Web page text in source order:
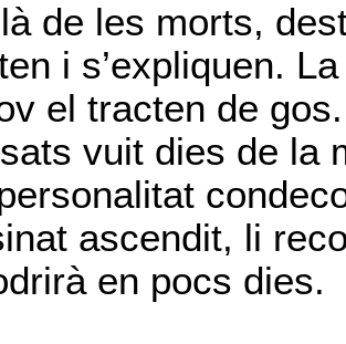
de les morts,
i s’expliquen.
el tracten de
vuit dies de la
ascendit, li
en pocs dies.